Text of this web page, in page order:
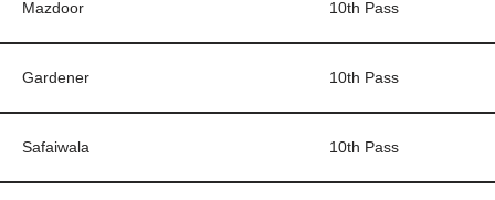
Mazdoor 10th Pass
Gardener 10th Pass
Safaiwala 10th Pass